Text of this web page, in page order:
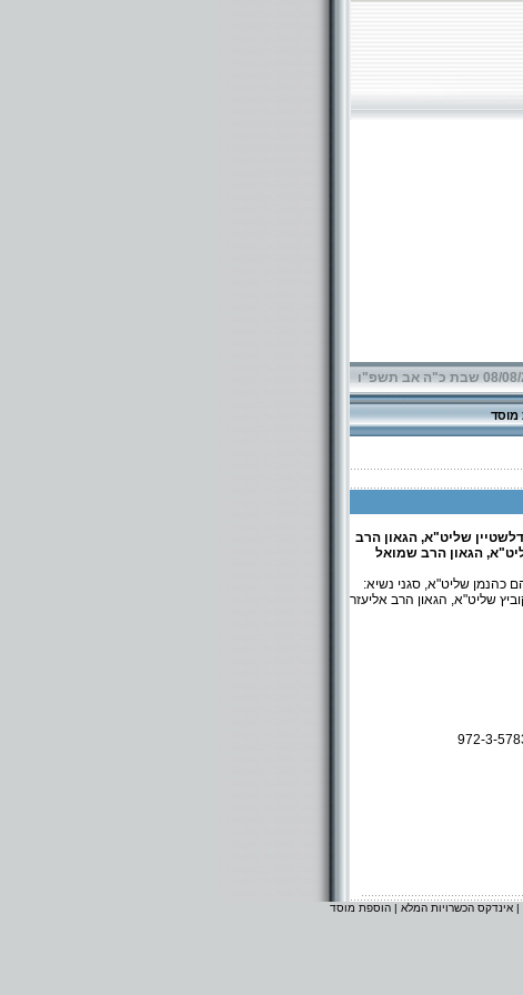
כ"ה אב תשפ"ו
מוסד
שליט"א, הגאון הרב
הגאון הרב שמואל
כהנמן שליט"א, סגני נשיא:
שליט"א, הגאון הרב אליעזר
972-3-
| אינדקס הכשרויות המלא | הוספת מוסד